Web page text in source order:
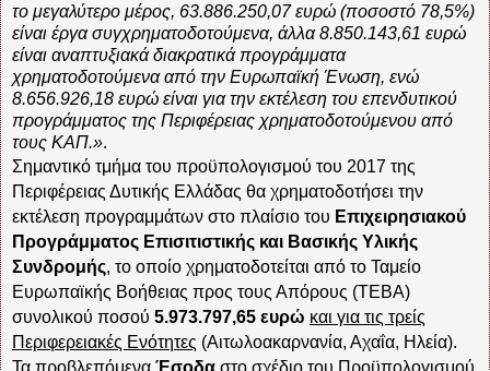
το μεγαλύτερο μέρος, 63.886.250,07 ευρώ (ποσοστό 78,5%)
είναι έργα συγχρηματοδοτούμενα, άλλα 8.850.143,61 ευρώ
είναι αναπτυξιακά διακρατικά προγράμματα
χρηματοδοτούμενα από την Ευρωπαϊκή Ένωση, ενώ
8.656.926,18 ευρώ είναι για την εκτέλεση του επενδυτικού
προγράμματος της Περιφέρειας χρηματοδοτούμενου από
τους ΚΑΠ.».
Σημαντικό τμήμα του προϋπολογισμού του 2017 της
Περιφέρειας Δυτικής Ελλάδας θα χρηματοδοτήσει την
εκτέλεση προγραμμάτων στο πλαίσιο του Επιχειρησιακού
Προγράμματος Επισιτιστικής και Βασικής Υλικής
Συνδρομής, το οποίο χρηματοδοτείται από το Ταμείο
Ευρωπαϊκής Βοήθειας προς τους Απόρους (ΤΕΒΑ)
συνολικού ποσού 5.973.797,65 ευρώ και για τις τρείς
Περιφερειακές Ενότητες (Αιτωλοακαρνανία, Αχαΐα, Ηλεία).
Τα προβλεπόμενα Έσοδα στο σχέδιο του Προϋπολογισμού